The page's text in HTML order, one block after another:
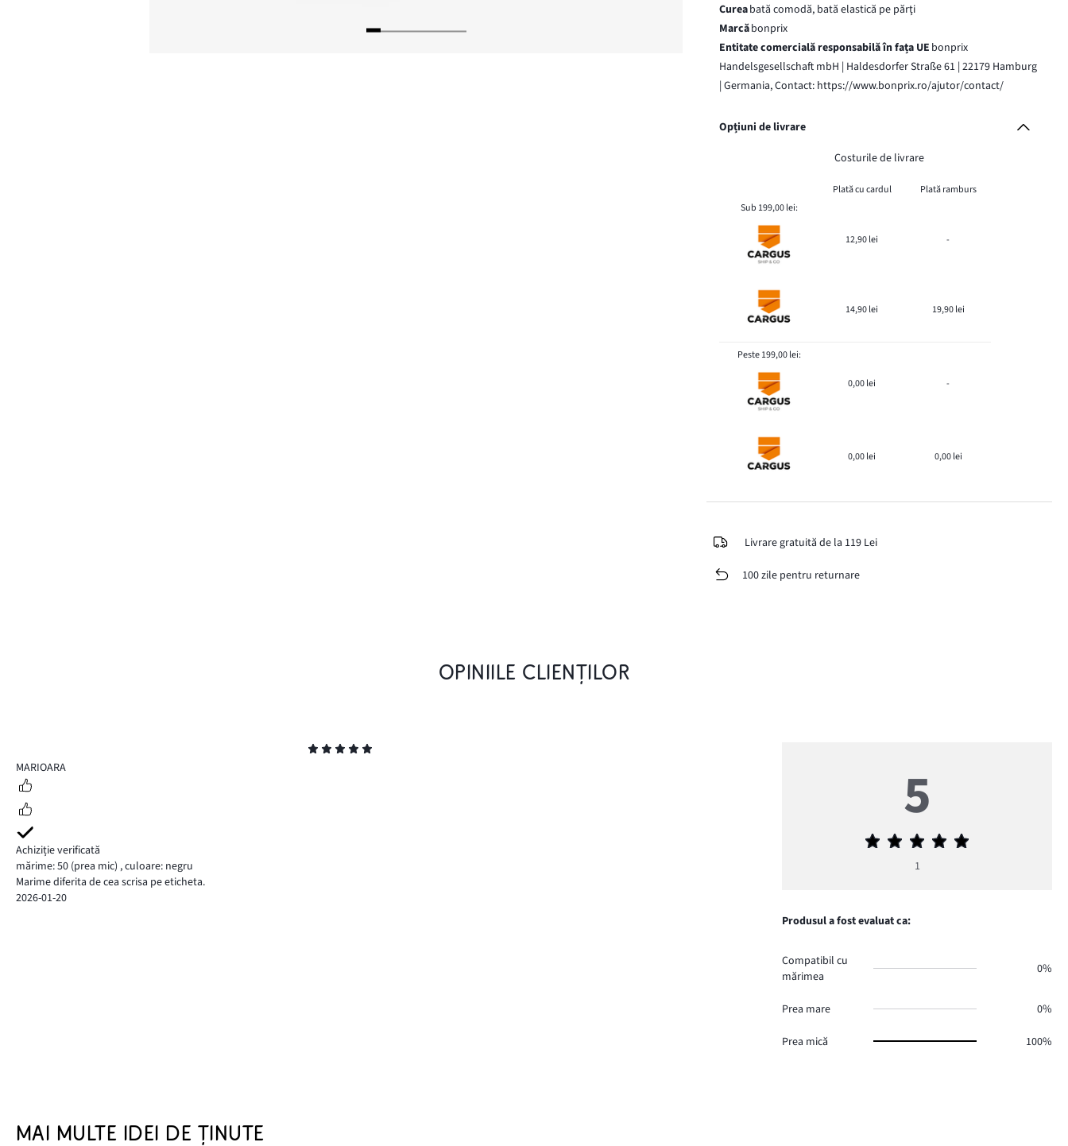
Cureabată comodă, bată elastică pe părţi
Marcăbonprix
Entitate comercială responsabilă în fața UE bonprix
Handelsgesellschaft mbH | Haldesdorfer Straße 61 | 22179 Hamburg
| Germania, Contact: https://www.bonprix.ro/ajutor/contact/
Opțiuni de livrare
Costurile de livrare
Plată cu cardul
Plată ramburs
Sub 199,00 lei:
12,90 lei -
14,90 lei 19,90 lei
Peste 199,00 lei:
0,00 lei -
0,00 lei 0,00 lei
Livrare gratuită de la 119 Lei
100 zile pentru returnare
OPINIILE CLIENȚILOR
5
MARIOARA
Achiziție verificată
mărime: 50 (prea mic) ,culoare: negru
Marime diferita de cea scrisa pe eticheta.
2026-01-20
5
Evaluarea
5
1
Produsul a fost evaluat ca:
Compatibil cu
mărimea
0%
Prea mare 0%
Prea mică 100%
MAI MULTE IDEI DE ȚINUTE